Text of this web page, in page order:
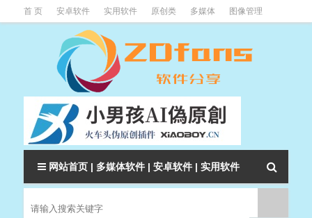
首 页 安卓软件 实用软件 原创类 多媒体 图像管理
下载类
网站首页 | 多媒体软件 | 安卓软件 | 实用软件